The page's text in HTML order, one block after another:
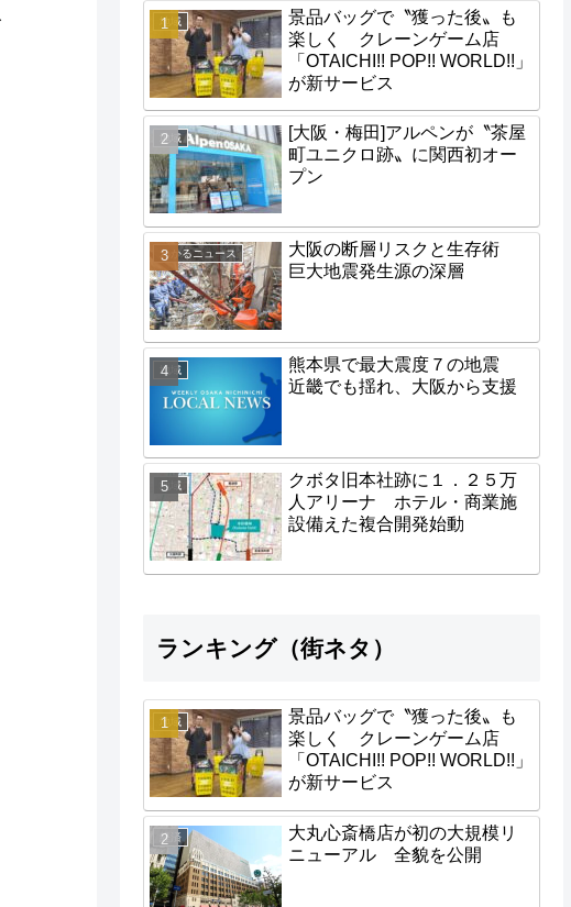
地域
景品バッグで〝獲った後〟も
楽しく クレーンゲーム店
「OTAICHI!! POP!! WORLD!!」
が新サービス
地域
[大阪・梅田]アルペンが〝茶屋
町ユニクロ跡〟に関西初オー
プン
わかるニュース
大阪の断層リスクと生存術
巨大地震発生源の深層
地域
熊本県で最大震度７の地震
近畿でも揺れ、大阪から支援
地域
クボタ旧本社跡に１．２５万
人アリーナ ホテル・商業施
設備えた複合開発始動
ランキング（街ネタ）
地域
景品バッグで〝獲った後〟も
楽しく クレーンゲーム店
「OTAICHI!! POP!! WORLD!!」
が新サービス
経済
大丸心斎橋店が初の大規模リ
ニューアル 全貌を公開